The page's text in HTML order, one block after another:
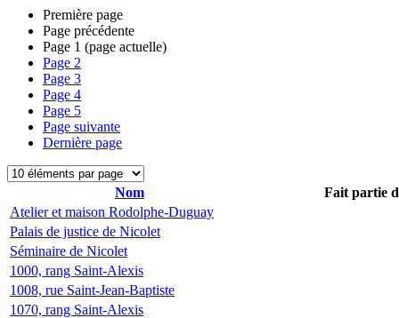
Première page
Page précédente
Page 1 (page actuelle)
Page 2
Page 3
Page 4
Page 5
Page suivante
Dernière page
Nom
Fait partie
Atelier et maison Rodolphe-Duguay
Palais de justice de Nicolet
Séminaire de Nicolet
1000, rang Saint-Alexis
1008, rue Saint-Jean-Baptiste
1070, rang Saint-Alexis